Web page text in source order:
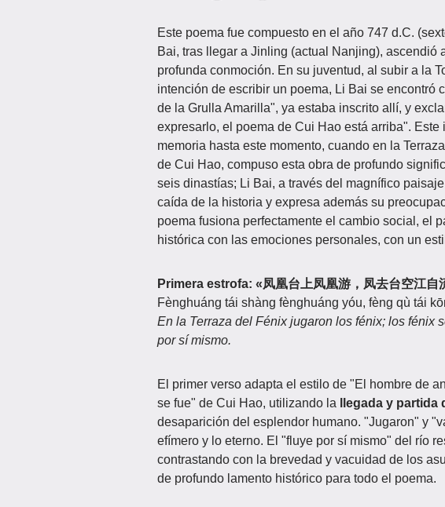
Este poema fue compuesto en el año 747 d.C.
Bai, tras llegar a Jinling (actual Nanjing), ascendió
profunda conmoción. En su juventud, al subir a la
intención de escribir un poema, Li Bai se encontró
de la Grulla Amarilla", ya estaba inscrito allí, y
expresarlo, el poema de Cui Hao está arriba".
memoria hasta este momento, cuando en la
de Cui Hao, compuso esta obra de profundo
seis dinastías; Li Bai, a través del magnífico
caída de la historia y expresa además su
poema fusiona perfectamente el cambio social, el
histórica con las emociones personales, con un
Primera estrofa: «凤凰台上凤凰游，凤去台空江自
Fènghuáng tái shàng fènghuáng yóu, fèng qù tái
En la Terraza del Fénix jugaron los fénix; los fénix
por sí mismo.
El primer verso adapta el estilo de "El hombre de
se fue" de Cui Hao, utilizando la
llegada y partida
desaparición del esplendor humano. "Jugaron" y
efímero y lo eterno. El "fluye por sí mismo" del río
contrastando con la brevedad y vacuidad de los
de profundo lamento histórico para todo el poema.